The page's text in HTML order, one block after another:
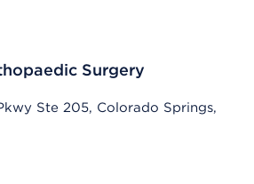
application on mobile devices
Surgery
Ste 205, Colorado Springs,
application on mobile devices